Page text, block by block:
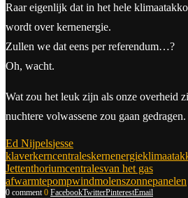
Raar eigenlijk dat in het hele
wordt over kernenergie.
Zullen we dat eens per referendum…?
Oh, wacht.
Wat zou het leuk zijn als onze overheid
nuchtere volwassene zou gaan gedragen.
Ed Nijpelsjesse
klaverkerncentraleskernenergie
Jettenthoriumcentralesvan het gas
afwarmtepompwindmolenszonnepanelen
0 comment 0 FacebookTwitterPinterestEmail